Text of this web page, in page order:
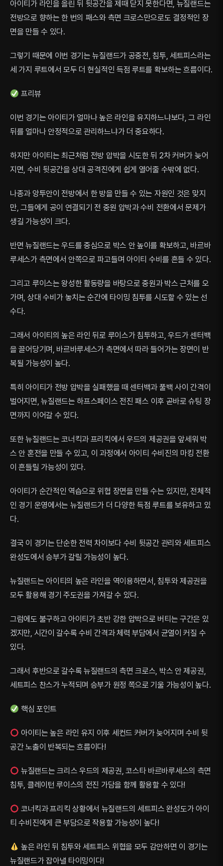
아이티가 라인을 올린 뒤 뒷공간을 제때 닫지 못한다면, 뉴질랜드는
전방으로 향하는 한 번의 패스와 측면 크로스만으로도 결정적인 장
면을 만들 수 있다.
그렇기 때문에 이번 경기는 뉴질랜드가 공중전, 침투, 세트피스라는
세 가지 루트에서 모두 더 현실적인 득점 루트를 확보하는 흐름이다.
프리뷰
이번 경기는 아이티가 얼마나 높은 라인을 유지하느냐보다, 그 라인
뒤를 얼마나 안정적으로 관리하느냐가 더 중요하다.
하지만 아이티는 최근처럼 전방 압박을 시도한 뒤 2차 커버가 늦어
지면, 수비 뒷공간을 상대 공격진에게 쉽게 열어줄 수밖에 없다.
나종과 앙투안이 전방에서 한 방을 만들 수 있는 자원인 것은 맞지
만, 그들에게 공이 연결되기 전 중원 압박과 수비 전환에서 문제가
생길 가능성이 크다.
반면 뉴질랜드는 우드를 중심으로 박스 안 높이를 확보하고, 바르바
루세스가 측면에서 안쪽으로 파고들며 아이티 수비를 흔들 수 있다.
그리고 루이스는 왕성한 활동량을 바탕으로 중원과 박스 근처를 오
가며, 상대 수비가 놓치는 순간에 타이밍 침투를 시도할 수 있는 선
수다.
그래서 아이티의 높은 라인 뒤로 루이스가 침투하고, 우드가 센터백
을 끌어당기며, 바르바루세스가 측면에서 따라 들어가는 장면이 반
복될 가능성이 높다.
특히 아이티가 전방 압박을 실패했을 때 센터백과 풀백 사이 간격이
벌어지면, 뉴질랜드는 하프스페이스 전진 패스 이후 곧바로 슈팅 장
면까지 이어갈 수 있다.
또한 뉴질랜드는 코너킥과 프리킥에서 우드의 제공권을 앞세워 박
스 안 혼전을 만들 수 있고, 이 과정에서 아이티 수비진의 마킹 전환
이 흔들릴 가능성이 있다.
아이티가 순간적인 역습으로 위협 장면을 만들 수는 있지만, 전체적
인 경기 운영에서는 뉴질랜드가 더 다양한 득점 루트를 보유하고 있
다.
결국 이 경기는 단순한 전력 차이보다 수비 뒷공간 관리와 세트피스
완성도에서 승부가 갈릴 가능성이 높다.
뉴질랜드는 아이티의 높은 라인을 역이용하면서, 침투와 제공권을
모두 활용해 경기 주도권을 가져갈 수 있다.
그럼에도 불구하고 아이티가 초반 강한 압박으로 버티는 구간은 있
겠지만, 시간이 갈수록 수비 간격과 체력 부담에서 균열이 커질 수
있다.
그래서 후반으로 갈수록 뉴질랜드의 측면 크로스, 박스 안 제공권,
세트피스 찬스가 누적되며 승부가 원정 쪽으로 기울 가능성이 높다.
핵심 포인트
아이티는 높은 라인 유지 이후 세컨드 커버가 늦어지며 수비 뒷
공간 노출이 반복되는 흐름이다!
뉴질랜드는 크리스 우드의 제공권, 코스타 바르바루세스의 측면
침투, 클레이턴 루이스의 전진 가담을 함께 활용할 수 있다!
코너킥과 프리킥 상황에서 뉴질랜드의 세트피스 완성도가 아이
티 수비진에게 큰 부담으로 작용할 가능성이 높다!
높은 라인 뒤 침투와 세트피스 위협을 모두 감안하면 이 경기는
뉴질랜드가 잡아낼 타이밍이다!